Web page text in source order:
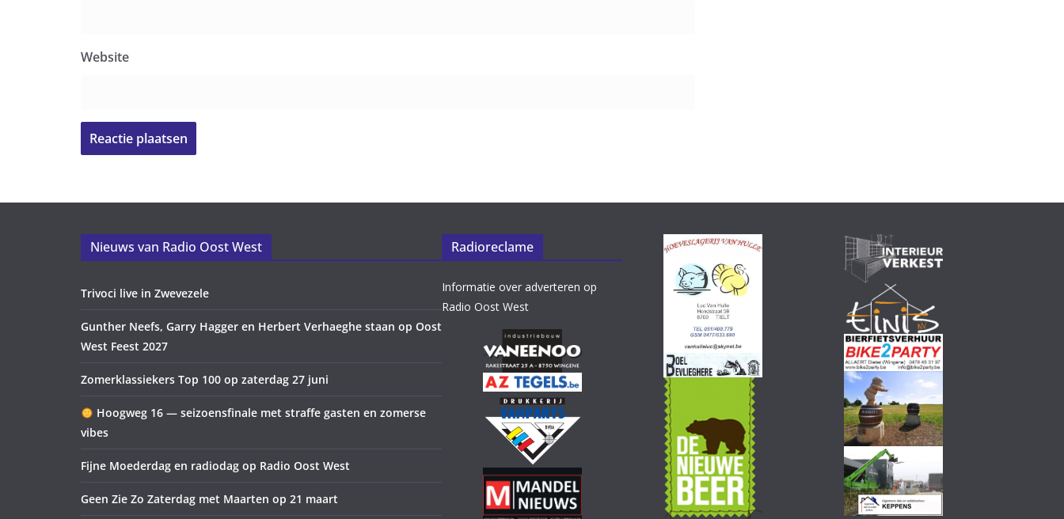
Website
Nieuws van Radio Oost West
Trivoci live in Zwevezele
Gunther Neefs, Garry Hagger en Herbert Verhaeghe staan op Oost
West Feest 2027
Zomerklassiekers Top 100 op zaterdag 27 juni
Hoogweg 16 — seizoensfinale met straffe gasten en zomerse
vibes
Fijne Moederdag en radiodag op Radio Oost West
Geen Zie Zo Zaterdag met Maarten op 21 maart
Radioreclame
Informatie over adverteren op
Radio Oost West